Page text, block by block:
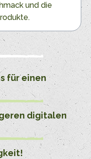
und die
für einen
digitalen